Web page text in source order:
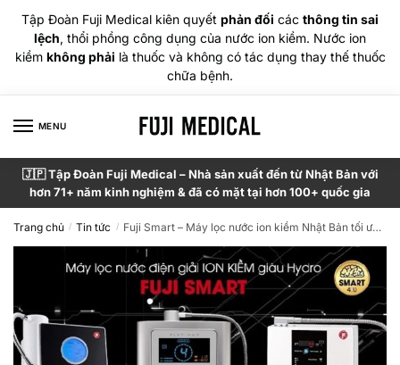
Tập Đoàn Fuji Medical kiên quyết phản đối các thông tin sai
lệch, thổi phồng công dụng của nước ion kiềm. Nước ion
kiềm không phải là thuốc và không có tác dụng thay thế thuốc
chữa bệnh.
MENU
🇯🇵 Tập Đoàn Fuji Medical – Nhà sản xuất đến từ Nhật Bản với
hơn 71+ năm kinh nghiệm & đã có mặt tại hơn 100+ quốc gia
Trang chủ / Tin tức / Fuji Smart – Máy lọc nước ion kiềm Nhật Bản tối ưu riêng cho nguồn nước Việt Nam